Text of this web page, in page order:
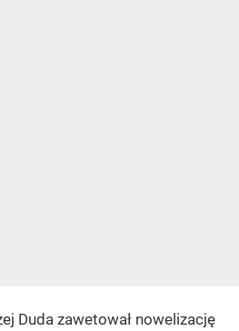
Duda zawetował nowelizację